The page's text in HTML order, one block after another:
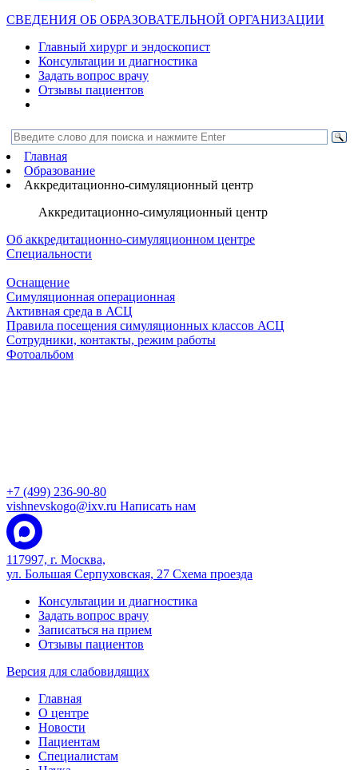
СВЕДЕНИЯ ОБ ОБРАЗОВАТЕЛЬНОЙ ОРГАНИЗАЦИИ
Главный хирург и эндоскопист
Консультации и диагностика
Задать вопрос врачу
Отзывы пациентов
Главная
Образование
Аккредитационно-симуляционный центр
Аккредитационно-симуляционный центр
Об аккредитационно-симуляционном центре
Специальности
Оснащение
Симуляционная операционная
Активная среда в АСЦ
Правила посещения симуляционных классов АСЦ
Сотрудники, контакты, режим работы
Фотоальбом
+7 (499) 236-90-80
vishnevskogo@ixv.ru Написать нам
117997, г. Москва,
ул. Большая Серпуховская, 27 Схема проезда
Консультации и диагностика
Задать вопрос врачу
Записаться на прием
Отзывы пациентов
Версия для слабовидящих
Главная
О центре
Новости
Пациентам
Специалистам